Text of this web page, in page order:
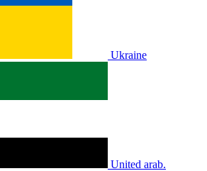
Ukraine
United arab.